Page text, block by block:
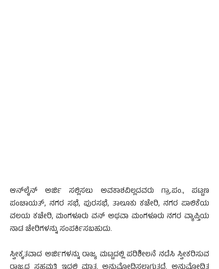
ಆನ್‌ಲೈನ್ ಅರ್ಜಿ ಸಲ್ಲಿಸಲು ಅವಕಾಶವಿಲ್ಲದವರು ಗ್ರಾ.ಪಂ., ಪಟ್ಟಣ
ಪಂಚಾಯತ್, ನಗರ ಸಭೆ, ಪುರಸಭೆ, ತಾಲೂಕು ಕಚೇರಿ, ನಗರ ಪಾಲಿಕೆಯ
ವಲಯ ಕಚೇರಿ, ಮಂಗಳೂರು ವನ್ ಅಥವಾ ಮಂಗಳೂರು ನಗರ ವ್ಯಾಪ್ತಿಯ
ನಾಡ ಚೇರಿಗಳನ್ನು ಸಂಪರ್ಕಿಸಬಹುದು.
ಸ್ವೀಕೃತವಾದ ಅರ್ಜಿಗಳನ್ನು ರಾಜ್ಯ ಮಟ್ಟದಲ್ಲಿ ಪರಿಶೀಲನೆ ನಡೆಸಿ ಸ್ವೀಕರಿಸುವ